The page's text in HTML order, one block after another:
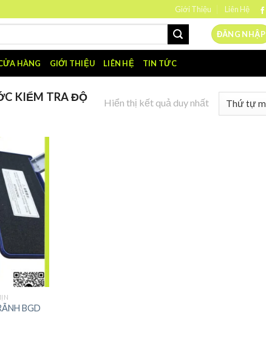
Giới Thiệu Liên Hệ
ĐĂNG NHẬP
HÀNG GIỚI THIỆU LIÊN HỆ TIN TỨC
KIỂM TRA ĐỘ
Hiển thị kết quả duy nhất
BGD